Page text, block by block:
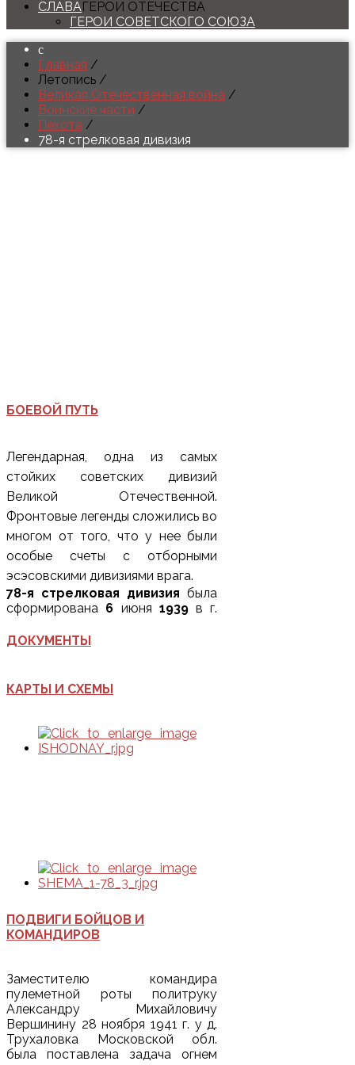
СЛАВАГЕРОИ ОТЕЧЕСТВА
ГЕРОИ СОВЕТСКОГО СОЮЗА
Главная /
Летопись /
Великая Отечественная война /
Воинские части /
Пехота /
78-я стрелковая дивизия
БОЕВОЙ ПУТЬ
Легендарная, одна из самых
стойких советских дивизий
Великой Отечественной.
Фронтовые легенды сложились во
многом от того, что у нее были
особые счеты с отборными
эсэсовскими дивизиями врага.
78-я стрелковая дивизия была
сформирована 6 июня 1939в г.
грузится в эшелоны и
оорону по линии
государственной границы. В
передислоцирована в Хабаровск
и в дальнейшем существовала
как территориальная дивизия,
ДОКУМЕНТЫ
КАРТЫ И СХЕМЫ
ПОДВИГИ БОЙЦОВ И
КОМАНДИРОВ
Заместителю командира
пулеметной роты политруку
Александру Михайловичу
Вершинину 28 ноября 1941 г. у д.
Трухаловка Московской обл.
была поставлена задача огнем